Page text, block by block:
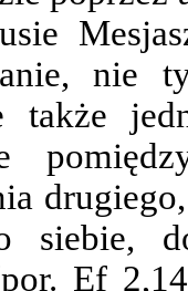
nie
siebie,
Ef